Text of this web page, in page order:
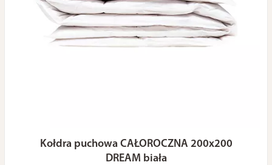
Kołdra puchowa CAŁOROCZNA 200x200
DREAM biała